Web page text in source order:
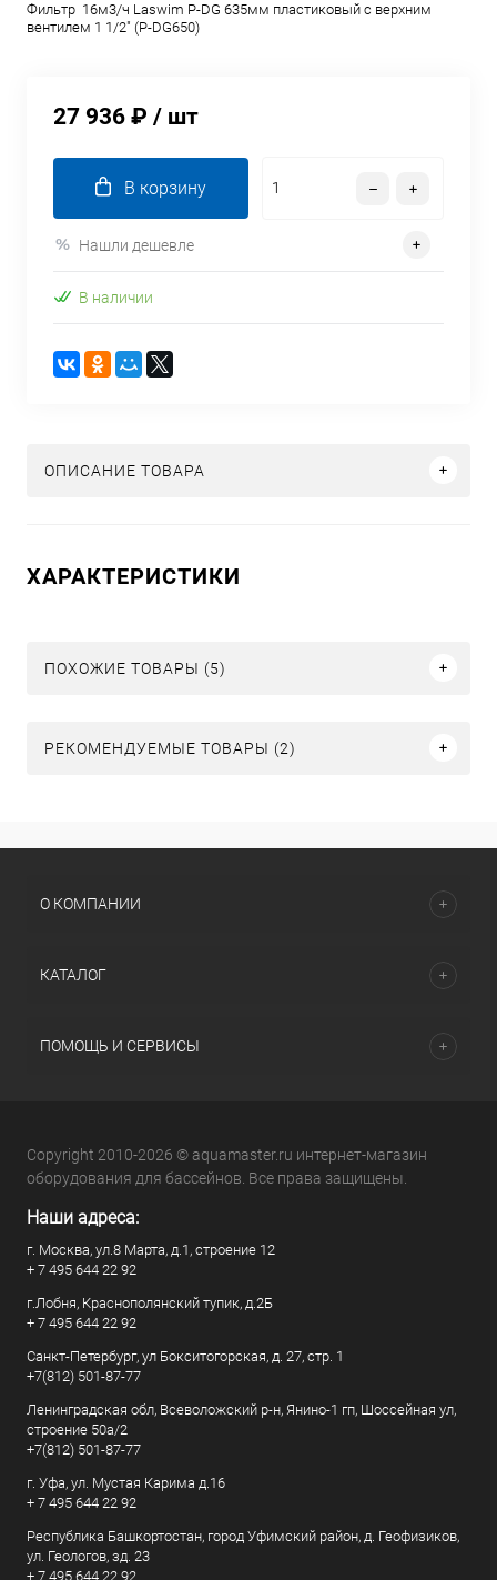
Фильтр 16м3/ч Laswim P-DG 635мм пластиковый с верхним
вентилем 1 1/2" (P-DG650)
27 936 ₽ / шт
В корзину
Нашли дешевле
В наличии
ОПИСАНИЕ ТОВАРА
ХАРАКТЕРИСТИКИ
ПОХОЖИЕ ТОВАРЫ (5)
РЕКОМЕНДУЕМЫЕ ТОВАРЫ (2)
О КОМПАНИИ
КАТАЛОГ
ПОМОЩЬ И СЕРВИСЫ
Copyright 2010-2026 © aquamaster.ru интернет-магазин
оборудования для бассейнов. Все права защищены.
Наши адреса:
г. Москва, ул.8 Марта, д.1, строение 12
+ 7 495 644 22 92
г.Лобня, Краснополянский тупик, д.2Б
+ 7 495 644 22 92
Санкт-Петербург, ул Бокситогорская, д. 27, стр. 1
+7(812) 501-87-77
Ленинградская обл, Всеволожский р-н, Янино-1 гп, Шоссейная ул,
строение 50а/2
+7(812) 501-87-77
г. Уфа, ул. Мустая Карима д.16
+ 7 495 644 22 92
Республика Башкортостан, город Уфимский район, д. Геофизиков,
ул. Геологов, зд. 23
+ 7 495 644 22 92